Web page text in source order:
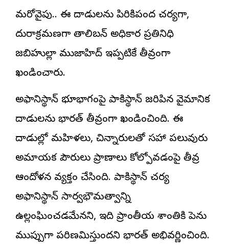
మరోవైపు.. ఈ దాడులను పిరికిపంద చర్యగా,
దురాక్రమణగా తాలిబన్ అధికార ప్రతినిధి
జబిహుల్లా ముజాహిద్ ఇప్పటికే తీవ్రంగా
ఖండించారు.
అఫ్గానిస్థాన్ భూభాగంపై పాకిస్థాన్ జరిపిన వైమానిక
దాడులను భారత్ తీవ్రంగా ఖండించింది. ఈ
దాడుల్లో మహిళలు, చిన్నారులతో సహా పలువురు
అమాయక పౌరులు ప్రాణాలు కోల్పోవడంపై తీవ్ర
ఆందోళన వ్యక్తం చేసింది. పాకిస్థాన్ చర్య
అఫ్గానిస్థాన్ సార్వభౌమత్వాన్ని
ఉల్లంఘించడమేనని, ఇది ప్రాంతీయ శాంతికి పెను
ముప్పుగా పరిణమిస్తుందని భారత్ అభివర్ణించింది.